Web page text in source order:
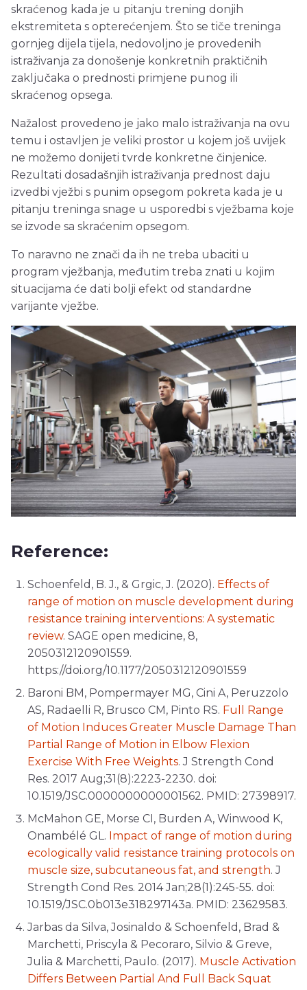
skraćenog kada je u pitanju trening donjih
ekstremiteta s opterećenjem. Što se tiče treninga
gornjeg dijela tijela, nedovoljno je provedenih
istraživanja za donošenje konkretnih praktičnih
zaključaka o prednosti primjene punog ili
skraćenog opsega.
Nažalost provedeno je jako malo istraživanja na ovu
temu i ostavljen je veliki prostor u kojem još uvijek
ne možemo donijeti tvrde konkretne činjenice.
Rezultati dosadašnjih istraživanja prednost daju
izvedbi vježbi s punim opsegom pokreta kada je u
pitanju treninga snage u usporedbi s vježbama koje
se izvode sa skraćenim opsegom.
To naravno ne znači da ih ne treba ubaciti u
program vježbanja, međutim treba znati u kojim
situacijama će dati bolji efekt od standardne
varijante vježbe.
Reference:
Schoenfeld, B. J., & Grgic, J. (2020). Effects of
range of motion on muscle development during
resistance training interventions: A systematic
review. SAGE open medicine, 8,
2050312120901559.
https://doi.org/10.1177/2050312120901559
Baroni BM, Pompermayer MG, Cini A, Peruzzolo
AS, Radaelli R, Brusco CM, Pinto RS. Full Range
of Motion Induces Greater Muscle Damage Than
Partial Range of Motion in Elbow Flexion
Exercise With Free Weights. J Strength Cond
Res. 2017 Aug;31(8):2223-2230. doi:
10.1519/JSC.0000000000001562. PMID: 27398917.
McMahon GE, Morse CI, Burden A, Winwood K,
Onambélé GL. Impact of range of motion during
ecologically valid resistance training protocols on
muscle size, subcutaneous fat, and strength. J
Strength Cond Res. 2014 Jan;28(1):245-55. doi:
10.1519/JSC.0b013e318297143a. PMID: 23629583.
Jarbas da Silva, Josinaldo & Schoenfeld, Brad &
Marchetti, Priscyla & Pecoraro, Silvio & Greve,
Julia & Marchetti, Paulo. (2017). Muscle Activation
Differs Between Partial And Full Back Squat